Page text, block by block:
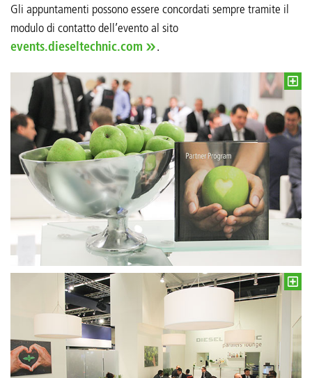
Gli appuntamenti possono essere concordati sempre tramite il
modulo di contatto dell’evento al sito
events.dieseltechnic.com
.